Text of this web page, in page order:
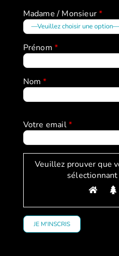
Madame / Monsieur*
Prénom *
Nom*
Votre email*
Veuillez prouver que
sélectionnant